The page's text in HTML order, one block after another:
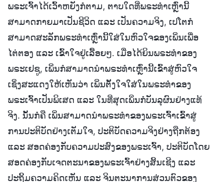
ພຣະເຈົ້າໄດ້ເວົ້າຫຍັງກໍຕາມ, ຕາບໃດທີ່ພຣະທຳເຫຼົ່ານີ້
ສາມາດກາຍມາເປັນຊີວິດ ແລະ ເປັນຄວາມຈິງ, ເປໂຕກໍ
ສາມາດສະລັກພຣະທຳເຫຼົ່ານີ້ໃສ່ໃນຫົວໃຈຂອງເພິ່ນເພື່ອ
ໄຕ່ຕອງ ແລະ ເຂົ້າໃຈຢູ່ເລື້ອຍໆ. ເມື່ອໄດ້ຍິນພຣະທຳຂອງ
ພຣະເຢຊູ, ເພິ່ນກໍສາມາດນໍາພຣະທຳເຫຼົ່ານີ້ເຂົ້າສູ່ຫົວໃຈ
ເຊິ່ງສະແດງໃຫ້ເຫັນວ່າ ເພິ່ນຕັ້ງໃຈໃສ່ໃນພຣະທຳຂອງ
ພຣະເຈົ້າເປັນພິເສດ ແລະ ໃນທີ່ສຸດເພິ່ນກໍບັນລຸຜົນຢ່າງແທ້
ຈິງ. ນັ້ນກໍຄື ເພິ່ນສາມາດນໍາພຣະທຳຂອງພຣະເຈົ້າເຂົ້າສູ່
ການປະຕິບັດຢ່າງເຕັມໃຈ, ປະຕິບັດຄວາມຈິງຢ່າງຖືກຕ້ອງ
ແລະ ສອດຄ່ອງກັບຄວາມປະສົງຂອງພຣະເຈົ້າ, ປະຕິບັດໂດຍ
ສອດຄ່ອງກັບເຈດຕະນາຂອງພຣະເຈົ້າຢ່າງສິ້ນເຊີງ ແລະ
ປະຖິ້ມຄວາມຄິດເຫັນ ແລະ ຈິນຕະນາການສ່ວນຕົວຂອງ